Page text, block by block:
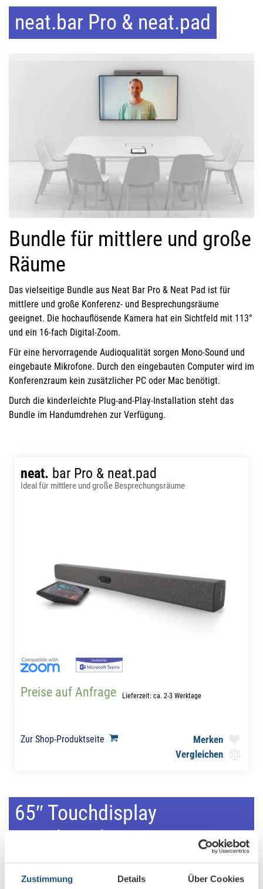
Zustimmung Details Über Cookies
neat.bar Pro & neat.pad
Bundle für mittlere und große
Räume
Das vielseitige Bundle aus Neat Bar Pro & Neat Pad ist für
mittlere und große Konferenz- und Besprechungsräume
geeignet. Die hochauflösende Kamera hat ein Sichtfeld mit 113°
und ein 16-fach Digital-Zoom.
Für eine hervorragende Audioqualität sorgen Mono-Sound und
eingebaute Mikrofone. Durch den eingebauten Computer wird im
Konferenzraum kein zusätzlicher PC oder Mac benötigt.
Durch die kinderleichte Plug-and-Play-Installation steht das
Bundle im Handumdrehen zur Verfügung.
neat. bar Pro & neat.pad
Ideal für mittlere und große Besprechungsräume
Preise auf Anfrage Lieferzeit: ca. 2-3 Werktage
Zur Shop-Produktseite
Merken
Vergleichen
65″ Touchdisplay
neat.board